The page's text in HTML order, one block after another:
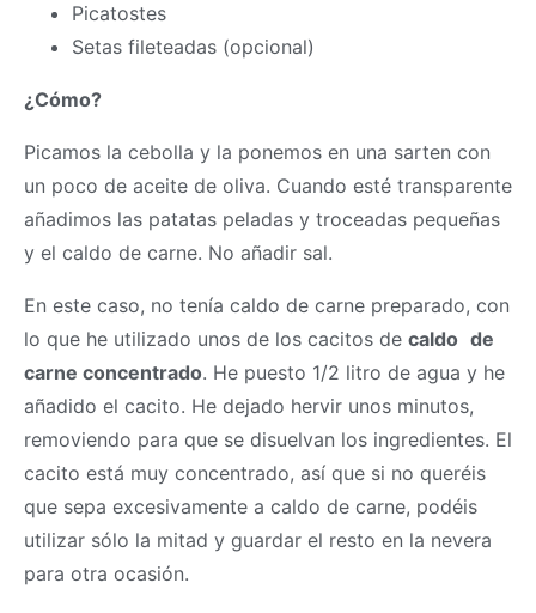
Picatostes
Setas fileteadas (opcional)
¿Cómo?
Picamos la cebolla y la ponemos en una sarten con
un poco de aceite de oliva. Cuando esté transparente
añadimos las patatas peladas y troceadas pequeñas
y el caldo de carne. No añadir sal.
En este caso, no tenía caldo de carne preparado, con
lo que he utilizado unos de los cacitos de caldo de
carne concentrado. He puesto 1/2 litro de agua y he
añadido el cacito. He dejado hervir unos minutos,
removiendo para que se disuelvan los ingredientes. El
cacito está muy concentrado, así que si no queréis
que sepa excesivamente a caldo de carne, podéis
utilizar sólo la mitad y guardar el resto en la nevera
para otra ocasión.